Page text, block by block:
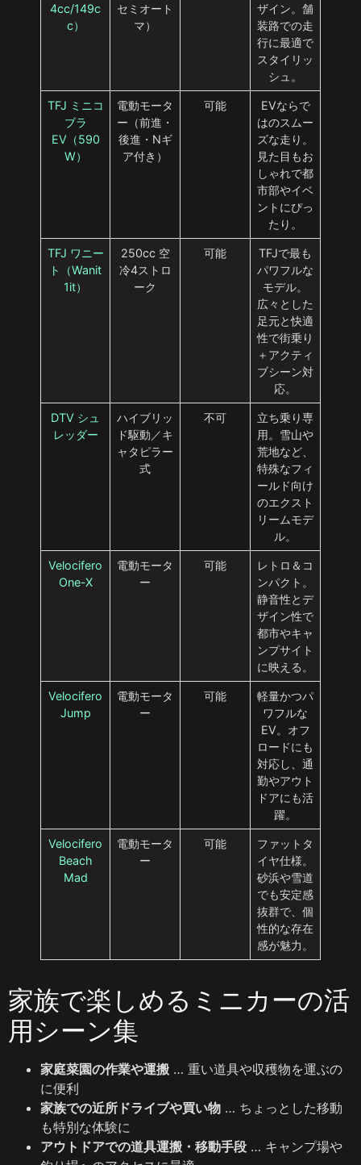
4cc/149c
c）
セミオート
マ）
ザイン。舗
装路での走
行に最適で
スタイリッ
シュ。
TFJ ミニコ
ブラ
EV（590
W）
電動モータ
ー（前進・
後進・Nギ
ア付き）
可能
EVならで
はのスムー
ズな走り。
見た目もお
しゃれで都
市部やイベ
ントにぴっ
たり。
TFJ ワニー
ト（Wanit
1it）
250cc 空
冷4ストロ
ーク
可能
TFJで最も
パワフルな
モデル。
広々とした
足元と快適
性で街乗り
＋アクティ
ブシーン対
応。
DTV シュ
レッダー
ハイブリッ
ド駆動／キ
ャタピラー
式
不可
立ち乗り専
用。雪山や
荒地など、
特殊なフィ
ールド向け
のエクスト
リームモデ
ル。
Velocifero
One-X
電動モータ
ー
可能
レトロ＆コ
ンパクト。
静音性とデ
ザイン性で
都市やキャ
ンプサイト
に映える。
Velocifero
Jump
電動モータ
ー
可能
軽量かつパ
ワフルな
EV。オフ
ロードにも
対応し、通
勤やアウト
ドアにも活
躍。
Velocifero
Beach
Mad
電動モータ
ー
可能
ファットタ
イヤ仕様。
砂浜や雪道
でも安定感
抜群で、個
性的な存在
感が魅力。
家族で楽しめるミニカーの活
用シーン集
家庭菜園の作業や運搬 … 重い道具や収穫物を運ぶの
に便利
家族での近所ドライブや買い物 … ちょっとした移動
も特別な体験に
アウトドアでの道具運搬・移動手段 … キャンプ場や